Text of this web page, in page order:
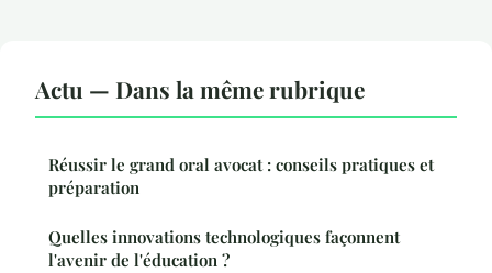
Actu — Dans la même rubrique
Réussir le grand oral avocat : conseils pratiques et
préparation
Quelles innovations technologiques façonnent
l'avenir de l'éducation ?